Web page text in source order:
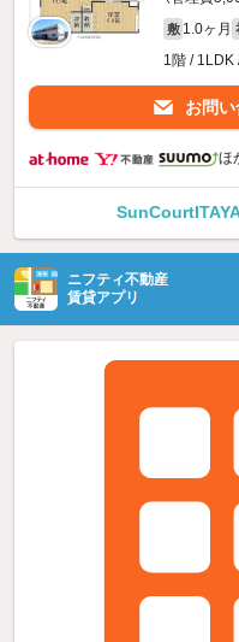
敷 1.0ヶ月
1階 / 1LDK
お問
ほ
ニフティ不動産
賃貸アプリ